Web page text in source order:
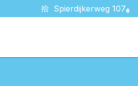
Spierdijkerweg 107